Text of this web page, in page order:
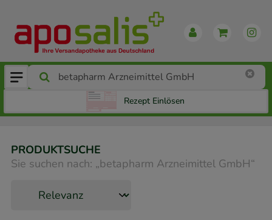
Rezept Einlösen
PRODUKTSUCHE
Sie suchen nach: „betapharm Arzneimittel GmbH“